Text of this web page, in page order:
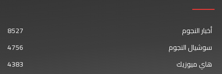
أخبار النجوم
8527
سوشيال النجوم
4756
هاي ميوزيك
4383